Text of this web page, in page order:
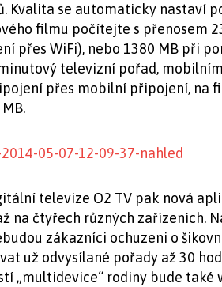
Kvalita se automaticky nastaví
filmu počítejte s přenosem
přes WiFi), nebo 1380 MB při
televizní pořad,
přes mobilní připojení, na
televize O2 TV pak nová
na čtyřech různých zařízeních.
zákazníci ochuzeni o
už odvysílané pořady až 30
„multidevice“ rodiny bude také